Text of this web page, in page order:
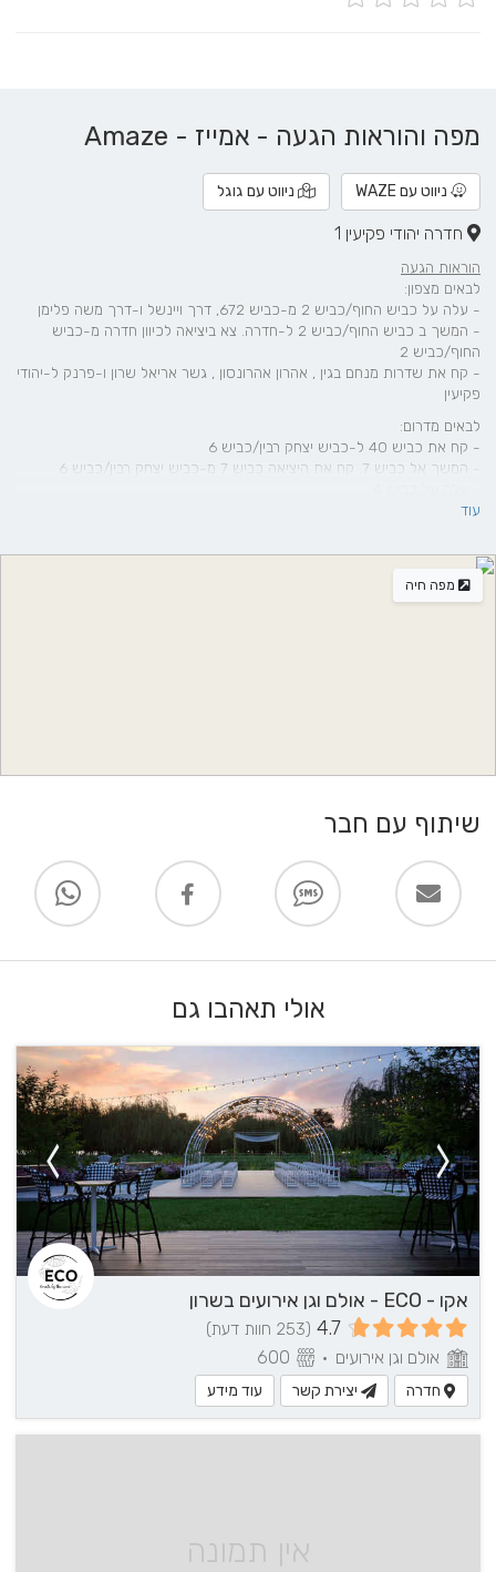
מפה והוראות הגעה - אמייז - Amaze
ניווט עם WAZE ניווט עם גוגל
חדרה יהודי פקיעין 1
הוראות הגעה
לבאים מצפון:
- עלה על כביש החוף/כביש 2 מ-כביש 672, דרך ויינשל ו-דרך משה פלימן
- המשך ב כביש החוף/כביש 2 ל-חדרה. צא ביציאה לכיוון חדרה מ-כביש
החוף/כביש 2
- קח את שדרות מנחם בגין , אהרון אהרונסון , גשר אריאל שרון ו-פרנק ל-יהודי
פקיעין
לבאים מדרום:
- קח את כביש 40 ל-כביש יצחק רבין/כביש 6
- המשך אל כביש 7. קח את היציאה כביש 7 מ-כביש יצחק רבין/כביש 6
- המשך על אהרון אהרונסון. קח את גשר אריאל שרון ו-פרנק ל-יהודי פקיעין
עוד
מפה חיה
שיתוף עם חבר
אולי תאהבו גם
אקו - ECO - אולם וגן אירועים בשרון
4.7 (253 חוות דעת)
אולם וגן אירועים •
חדרה יצירת קשר עוד מידע
אין תמונה